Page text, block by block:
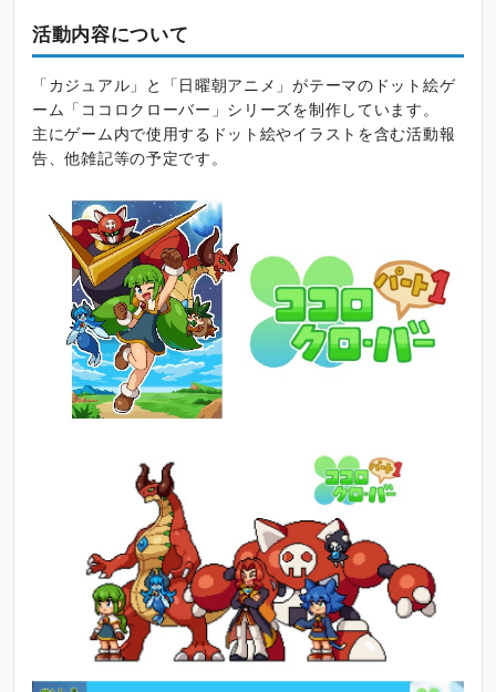
活動内容について
「カジュアル」と「日曜朝アニメ」がテーマのドット絵ゲ
ーム「ココロクローバー」シリーズを制作しています。
主にゲーム内で使用するドット絵やイラストを含む活動報
告、他雑記等の予定です。